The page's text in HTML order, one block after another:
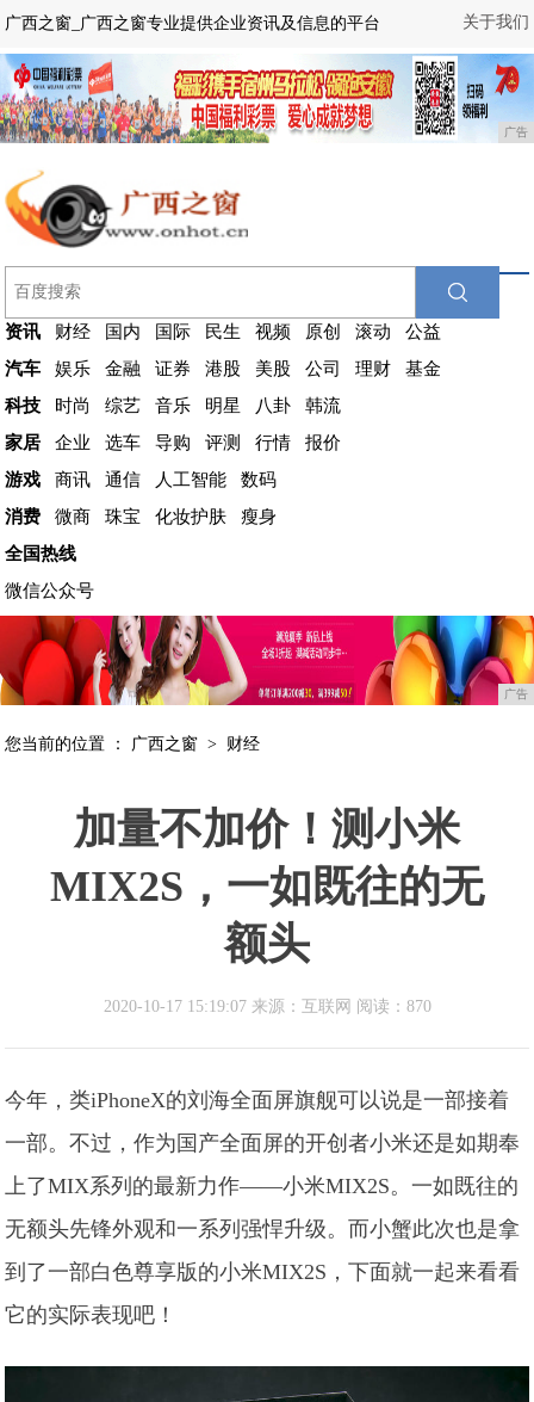
关于我们
广西之窗_广西之窗专业提供企业资讯及信息的平台
广告
资讯 财经 国内 国际 民生 视频 原创 滚动
公益
汽车
娱乐 金融 证券 港股 美股 公司 理财
基金
科技
时尚 综艺 音乐 明星 八卦
韩流
家居
企业 选车 导购 评测 行情
报价
游戏
商讯 通信 人工智能
数码
消费
微商 珠宝 化妆护肤
瘦身
全国热线
微信公众号
广告
您当前的位置 ： 广西之窗 > 财经
加量不加价！测小米
MIX2S，一如既往的无
额头
2020-10-17 15:19:07 来源：互联网 阅读：870
今年，类iPhoneX的刘海全面屏旗舰可以说是一部接着
一部。不过，作为国产全面屏的开创者小米还是如期奉
上了MIX系列的最新力作——小米MIX2S。一如既往的
无额头先锋外观和一系列强悍升级。而小蟹此次也是拿
到了一部白色尊享版的小米MIX2S，下面就一起来看看
它的实际表现吧！